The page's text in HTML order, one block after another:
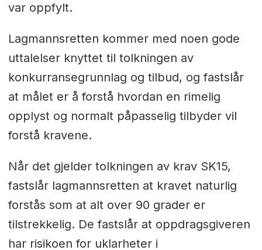
var oppfylt.
Lagmannsretten kommer med noen gode
uttalelser knyttet til tolkningen av
konkurransegrunnlag og tilbud, og fastslår
at målet er å forstå hvordan en rimelig
opplyst og normalt påpasselig tilbyder vil
forstå kravene.
Når det gjelder tolkningen av krav SK15,
fastslår lagmannsretten at kravet naturlig
forstås som at alt over 90 grader er
tilstrekkelig. De fastslår at oppdragsgiveren
har risikoen for uklarheter i